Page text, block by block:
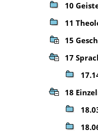
10
11
15
17
18